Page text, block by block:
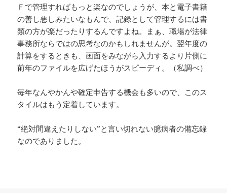
Ｆで管理すればもっと楽なのでしょうが、本と電子書籍
の善し悪しみたいなもんで、記録として管理するには書
類の方が楽だったりするんですよね。まぁ、職場が法律
事務所ならではの思考なのかもしれませんが。翌年度の
計算をするときも、画面をみながら入力するより片側に
前年のファイルを広げたほうがスピーディ。（私調べ）
毎年なんやかんや確定申告する機会も多いので、このス
タイルはもう定着しています。
“絶対間違えたりしない”と言い切れない臆病者の備忘録
なのでありました。